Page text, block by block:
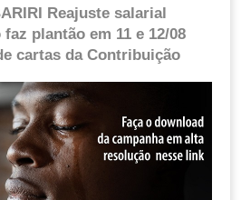
Reajuste salarial
plantão em 11 e 12/08
cartas da Contribuição